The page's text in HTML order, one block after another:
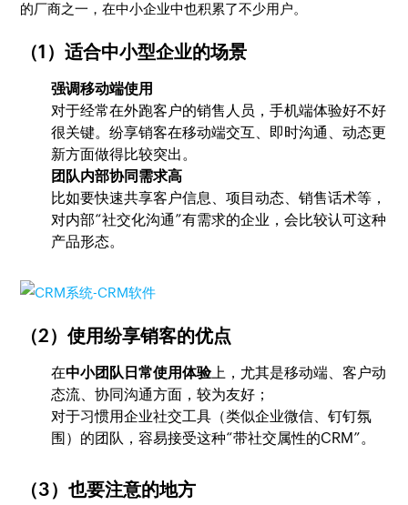
的厂商之一，在中小企业中也积累了不少用户。
（1）适合中小型企业的场景
强调移动端使用
对于经常在外跑客户的销售人员，手机端体验好不好
很关键。纷享销客在移动端交互、即时沟通、动态更
新方面做得比较突出。
团队内部协同需求高
比如要快速共享客户信息、项目动态、销售话术等，
对内部“社交化沟通”有需求的企业，会比较认可这种
产品形态。
（2）使用纷享销客的优点
在中小团队日常使用体验上，尤其是移动端、客户动
态流、协同沟通方面，较为友好；
对于习惯用企业社交工具（类似企业微信、钉钉氛
围）的团队，容易接受这种“带社交属性的CRM”。
（3）也要注意的地方